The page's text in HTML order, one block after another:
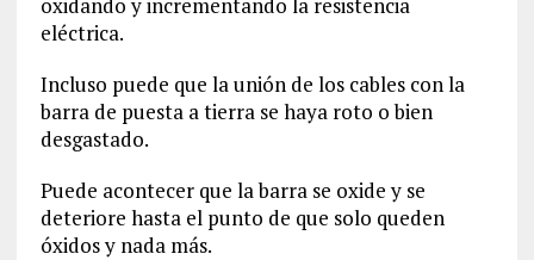
eléctrica.
Incluso puede que la unión de los cables con la
barra de puesta a tierra se haya roto o bien
desgastado.
Puede acontecer que la barra se oxide y se
deteriore hasta el punto de que solo queden
óxidos y nada más.